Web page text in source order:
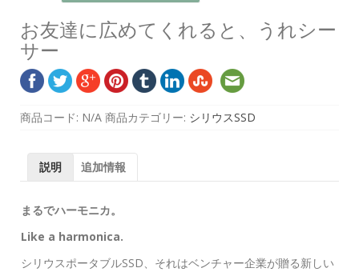
お友達に広めてくれると、うれシー
サー
商品コード: N/A 商品カテゴリー: シリウスSSD
説明 追加情報
まるでハーモニカ。
Like a harmonica.
シリウスポータブルSSD、それはベンチャー企業が贈る新しい